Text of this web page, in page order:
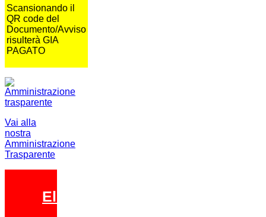
Scansionando il
QR code del
Documento/Avviso
risulterà GIA
PAGATO
Vai alla
nostra
Amministrazione
Trasparente
Elezioni 2026